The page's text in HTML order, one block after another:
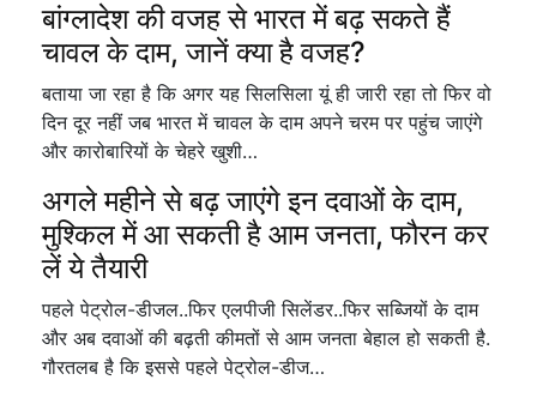
बांग्लादेश की वजह से भारत में बढ़ सकते हैं
चावल के दाम, जानें क्या है वजह?
बताया जा रहा है कि अगर यह सिलसिला यूं ही जारी रहा तो फिर वो
दिन दूर नहीं जब भारत में चावल के दाम अपने चरम पर पहुंच जाएंगे
और कारोबारियों के चेहरे खुशी…
अगले महीने से बढ़ जाएंगे इन दवाओं के दाम,
मुश्किल में आ सकती है आम जनता, फौरन कर
लें ये तैयारी
पहले पेट्रोल-डीजल..फिर एलपीजी सिलेंडर..फिर सब्जियों के दाम
और अब दवाओं की बढ़ती कीमतों से आम जनता बेहाल हो सकती है.
गौरतलब है कि इससे पहले पेट्रोल-डीज…